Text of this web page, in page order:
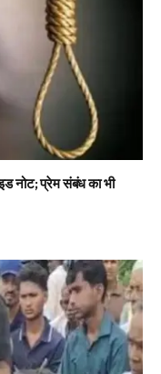
नोट; प्रेम संबंध का भी